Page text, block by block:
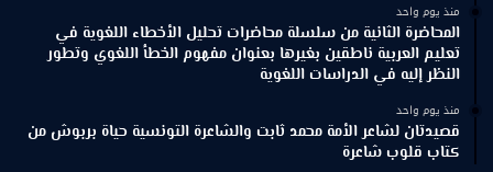
منذ يوم واحد
المحاضرة الثانية من سلسلة محاضرات تحليل الأخطاء اللغوية في
تعليم العربية ناطقين بغيرها بعنوان مفهوم الخطأ اللغوي وتطور
النظر إليه في الدراسات اللغوية
منذ يوم واحد
قصيدتان لشاعر الأمة محمد ثابت والشاعرة التونسية حياة بربوش من
كتاب قلوب شاعرة